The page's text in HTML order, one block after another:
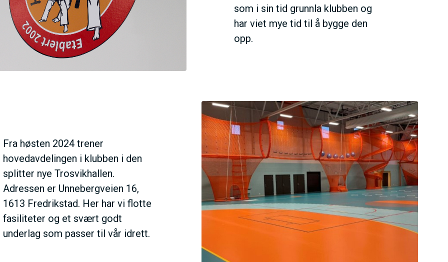
som i sin tid grunnla klubben og
har viet mye tid til å bygge den
opp.
Fra høsten 2024 trener
hovedavdelingen i klubben i den
splitter nye Trosvikhallen.
Adressen er Unnebergveien 16,
1613 Fredrikstad. Her har vi flotte
fasiliteter og et svært godt
underlag som passer til vår idrett.